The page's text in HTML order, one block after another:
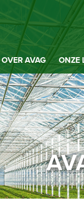
OVER AVAG ONZE